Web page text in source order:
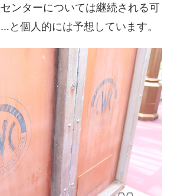
ンターについては継続される可
と個人的には予想しています。